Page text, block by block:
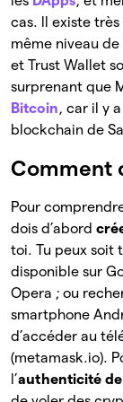
cas. ll existe
même niveau
et Trust Wallet
surprenant que
Bitcoin, car il y
blockchain de
Comment
Pour
dois d’abord
toi. Tu peux soit
disponible sur
Opera ; ou
smartphone
d’accéder au
(metamask.io).
l’authenticité de